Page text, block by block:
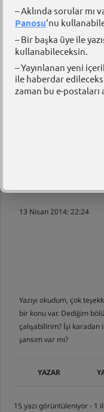
13 Nisan 2014: 20:41
Aşağıda erişim linki yer
13 Nisan 2014: 22:24
Yazıyı okudum, çok
bir konu var. Dediğim
çalışabilirim? İşi
şansım var mı?
YAZAR
15 yazı görüntüleniyor - 1
– Aklında sorular mı
Panosu‘nu
– Bir başka üye ile
kullanabileceksin.
– Yayınlanan yeni
ile haberdar
zaman bu e-